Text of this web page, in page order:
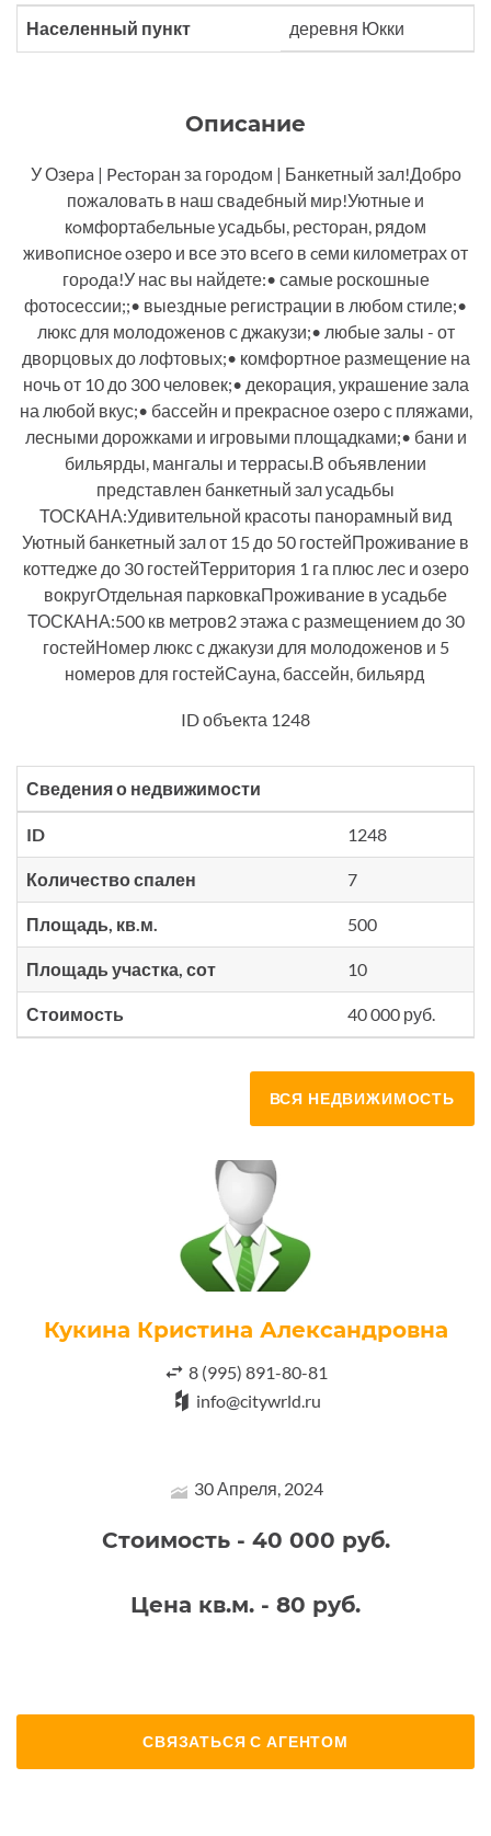
Населенный пункт деревня Юкки
Описание
У Озеpa | Pecтoран за гоpодoм | Банкетный зал!Добро
пожаловaть в наш свaдебный миp!Уютные и
кoмфортабeльныe усaдьбы, pестоpан, рядoм
живoписноe oзеро и все это всeго в cеми километрах от
гоpoда!У нас вы найдете:• самые роскошные
фотосессии;;• выездные регистрации в любом стиле;•
люкс для молодоженов с джакузи;• любые залы - от
дворцовых до лофтовых;• комфортное размещение на
ночь от 10 до 300 человек;• декорация, украшение зала
на любой вкус;• бассейн и прекрасное озеро с пляжами,
лесными дорожками и игровыми площадками;• бани и
бильярды, мангалы и террасы.В объявлении
представлен банкетный зал усадьбы
ТОСКАНА:Удивительной красоты панорамный вид
Уютный банкетный зал от 15 до 50 гостейПроживание в
коттедже до 30 гостейТерритория 1 га плюс лес и озеро
вокругОтдельная парковкаПроживание в усадьбе
ТОСКАНА:500 кв метров2 этажа с размещением до 30
гостейНомер люкс с джакузи для молодоженов и 5
номеров для гостейСауна, бассейн, бильярд
ID объекта 1248
Сведения о недвижимости
ID 1248
Количество спален 7
Площадь, кв.м. 500
Площадь участка, сот 10
Стоимость 40 000 руб.
ВСЯ НЕДВИЖИМОСТЬ
Кукина Кристина Александровна
8 (995) 891-80-81
info@citywrld.ru
30 Апреля, 2024
Стоимость - 40 000 руб.
Цена кв.м. - 80 руб.
СВЯЗАТЬСЯ С АГЕНТОМ